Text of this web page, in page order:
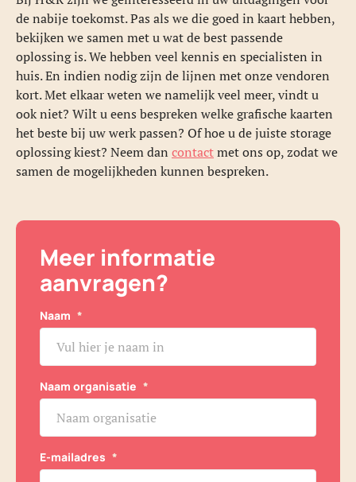
de nabije toekomst. Pas als we die goed in kaart hebben,
bekijken we samen met u wat de best passende
oplossing is. We hebben veel kennis en specialisten in
huis. En indien nodig zijn de lijnen met onze vendoren
kort. Met elkaar weten we namelijk veel meer, vindt u
ook niet? Wilt u eens bespreken welke grafische kaarten
het beste bij uw werk passen? Of hoe u de juiste storage
oplossing kiest? Neem dan contactmet ons op, zodat we
samen de mogelijkheden kunnen bespreken.
Meer informatie
aanvragen?
Naam *
Naam organisatie *
E-mailadres *